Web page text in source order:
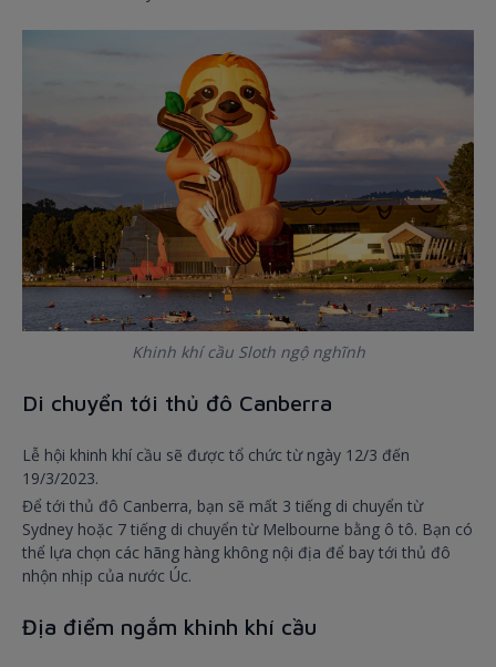
Khinh khí cầu Sloth ngộ nghĩnh
Di chuyển tới thủ đô Canberra
Lễ hội khinh khí cầu sẽ được tổ chức từ ngày 12/3 đến
19/3/2023.
Để tới thủ đô Canberra, bạn sẽ mất 3 tiếng di chuyển từ
Sydney hoặc 7 tiếng di chuyển từ Melbourne bằng ô tô. Bạn có
thể lựa chọn các hãng hàng không nội địa để bay tới thủ đô
nhộn nhịp của nước Úc.
Địa điểm ngắm khinh khí cầu